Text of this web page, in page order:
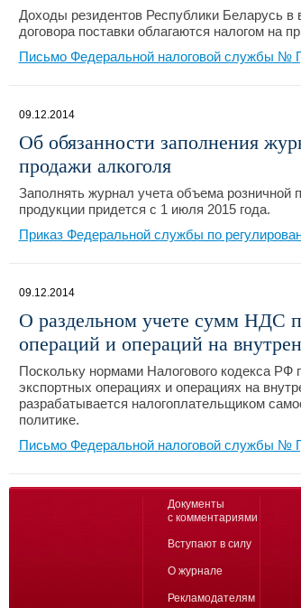
Доходы резидентов Республики Беларусь
договора поставки облагаются налогом на
Письмо Федеральной налоговой службы №
09.12.2014
Об обязанности заполнения
продажи алкоголя
Заполнять журнал учета объема розничной
продукции придется с 1 июля 2015 года.
Приказ Федеральной службы по
09.12.2014
О раздельном учете сумм НДС
операций и операций на
Поскольку нормами Налогового кодекса РФ
экспортных операциях и операциях на
разрабатывается налогоплательщиком
политике.
Письмо Федеральной налоговой службы №
Документы
с комментариями
Вступают в силу
О журнале
Рекламодателям